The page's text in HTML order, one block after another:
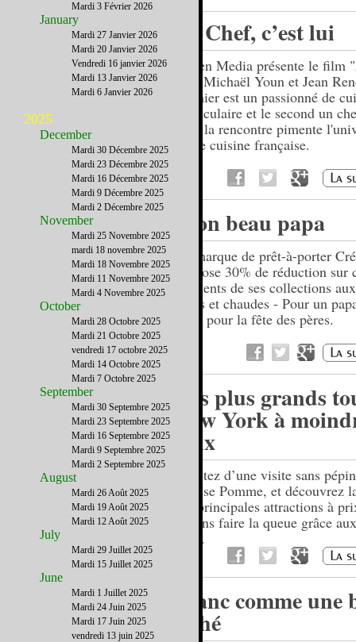
Le Chef, c’est lui
Cohen Media présente le film "
avec Michaël Youn et Jean
premier est un passionné de
moléculaire et le second un
dont la rencontre pimente
haute cuisine française.
Mon beau papa
La marque de prêt-à-porter
propose 30% de réduction sur
éléments de ses collections
vives et chaudes - Pour un
beau pour la fête des pères.
Les plus grands
New York à
prix
Profitez d’une visite sans
Grosse Pomme, et découvrez
ses principales attractions à
et sans faire la queue grâce
Pass.
Blanc comme une
à thé
Mardi 3 Février 2026
January
Mardi 27 Janvier 2026
Mardi 20 Janvier 2026
Vendredi 16 janvier 2026
Mardi 13 Janvier 2026
Mardi 6 Janvier 2026
2025
December
Mardi 30 Décembre 2025
Mardi 23 Décembre 2025
Mardi 16 Décembre 2025
Mardi 9 Décembre 2025
Mardi 2 Décembre 2025
November
Mardi 25 Novembre 2025
mardi 18 novembre 2025
Mardi 18 Novembre 2025
Mardi 11 Novembre 2025
Mardi 4 Novembre 2025
October
Mardi 28 Octobre 2025
Mardi 21 Octobre 2025
vendredi 17 octobre 2025
Mardi 14 Octobre 2025
Mardi 7 Octobre 2025
September
Mardi 30 Septembre 2025
Mardi 23 Septembre 2025
Mardi 16 Septembre 2025
Mardi 9 Septembre 2025
Mardi 2 Septembre 2025
August
Mardi 26 Août 2025
Mardi 19 Août 2025
Mardi 12 Août 2025
July
Mardi 29 Juillet 2025
Mardi 15 Juillet 2025
June
Mardi 1 Juillet 2025
Mardi 24 Juin 2025
Mardi 17 Juin 2025
vendredi 13 juin 2025